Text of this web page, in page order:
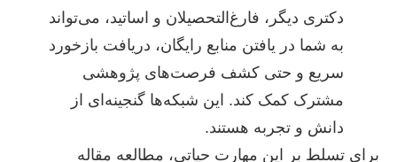
دکتری دیگر، فارغ‌التحصیلان و اساتید، می‌تواند
به شما در یافتن منابع رایگان، دریافت بازخورد
سریع و حتی کشف فرصت‌های پژوهشی
مشترک کمک کند. این شبکه‌ها گنجینه‌ای از
دانش و تجربه هستند.
برای تسلط بر این مهارت حیاتی، مطالعه مقاله